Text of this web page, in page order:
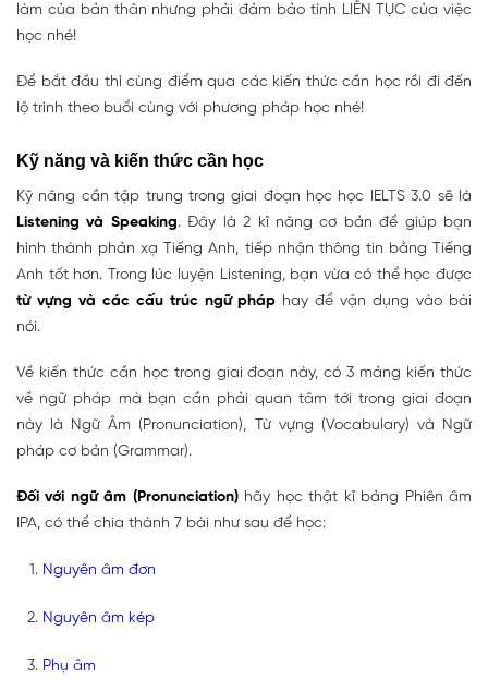
làm của bản thân nhưng phải đảm bảo tính LIÊN TỤC của việc
học nhé!
Để bắt đầu thì cùng điểm qua các kiến thức cần học rồi đi đến
lộ trình theo buổi cùng với phương pháp học nhé!
Kỹ năng và kiến thức cần học
Kỹ năng cần tập trung trong giai đoạn học học IELTS 3.0 sẽ là
Listening và Speaking. Đây là 2 kĩ năng cơ bản để giúp bạn
hình thành phản xạ Tiếng Anh, tiếp nhận thông tin bằng Tiếng
Anh tốt hơn. Trong lúc luyện Listening, bạn vừa có thể học được
từ vựng và các cấu trúc ngữ pháp hay để vận dụng vào bài
nói.
Về kiến thức cần học trong giai đoạn này, có 3 mảng kiến thức
về ngữ pháp mà bạn cần phải quan tâm tới trong giai đoạn
này là Ngữ Âm (Pronunciation), Từ vựng (Vocabulary) và Ngữ
pháp cơ bản (Grammar).
Đối với ngữ âm (Pronunciation) hãy học thật kĩ bảng Phiên âm
IPA, có thể chia thành 7 bài như sau để học:
Nguyên âm đơn
Nguyên âm kép
Phụ âm